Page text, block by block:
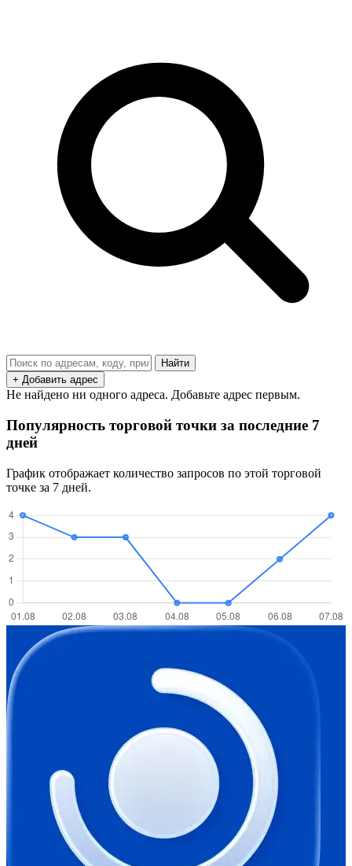
Найти
+ Добавить адрес
Не найдено ни одного адреса. Добавьте адрес первым.
Популярность торговой точки за последние 7
дней
График отображает количество запросов по этой торговой
точке за 7 дней.